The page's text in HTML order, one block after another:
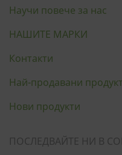
Научи повече за нас
НАШИТЕ МАРКИ
Контакти
Най-продавани
Нови продукти
ПОСЛЕДВАЙТЕ НИ В